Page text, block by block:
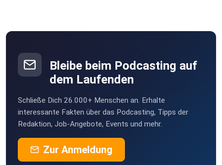
01:02:40 Jobwechsel
01:13:00 Die Anfänge bei Youtube
01:33:45 Gastgeschenke
Bleibe beim Podcasting auf
dem Laufenden
Schließe Dich 26.000+ Menschen an. Erhalte
interessante Fakten über das Podcasting, Tipps der
Redaktion, Job-Angebote, Events und mehr.
Zur Anmeldung